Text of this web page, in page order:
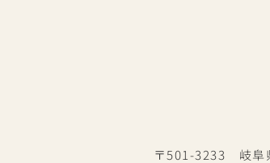
〒501-3233 岐阜